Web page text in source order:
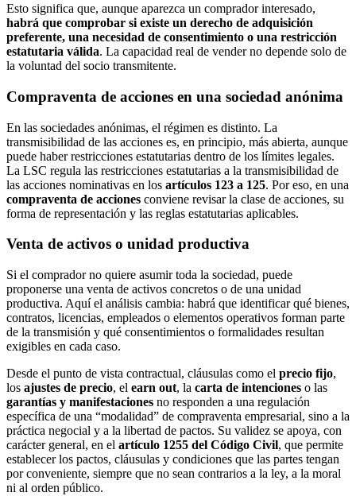
Esto significa que, aunque aparezca un comprador interesado,
habrá que comprobar si existe un derecho de adquisición
preferente, una necesidad de consentimiento o una restricción
estatutaria válida. La capacidad real de vender no depende solo de
la voluntad del socio transmitente.
Compraventa de acciones en una sociedad anónima
En las sociedades anónimas, el régimen es distinto. La
transmisibilidad de las acciones es, en principio, más abierta, aunque
puede haber restricciones estatutarias dentro de los límites legales.
La LSC regula las restricciones estatutarias a la transmisibilidad de
las acciones nominativas en los artículos 123 a 125. Por eso, en una
compraventa de acciones conviene revisar la clase de acciones, su
forma de representación y las reglas estatutarias aplicables.
Venta de activos o unidad productiva
Si el comprador no quiere asumir toda la sociedad, puede
proponerse una venta de activos concretos o de una unidad
productiva. Aquí el análisis cambia: habrá que identificar qué bienes,
contratos, licencias, empleados o elementos operativos forman parte
de la transmisión y qué consentimientos o formalidades resultan
exigibles en cada caso.
Desde el punto de vista contractual, cláusulas como el precio fijo,
los ajustes de precio, el earn out, la carta de intenciones o las
garantías y manifestaciones no responden a una regulación
específica de una “modalidad” de compraventa empresarial, sino a la
práctica negocial y a la libertad de pactos. Su validez se apoya, con
carácter general, en el artículo 1255 del Código Civil, que permite
establecer los pactos, cláusulas y condiciones que las partes tengan
por conveniente, siempre que no sean contrarios a la ley, a la moral
ni al orden público.